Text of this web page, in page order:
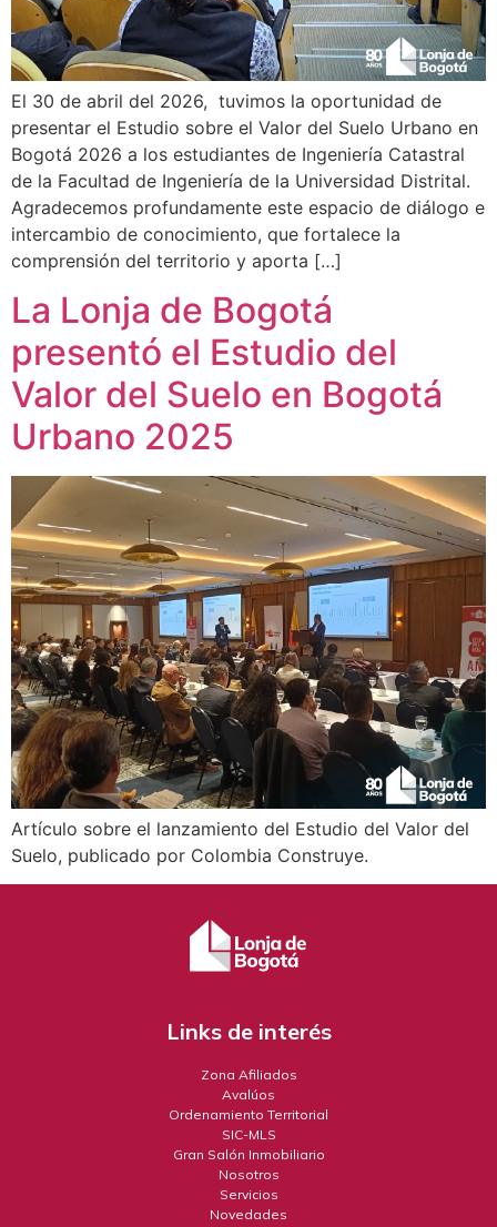
El 30 de abril del 2026, tuvimos la oportunidad de
presentar el Estudio sobre el Valor del Suelo Urbano en
Bogotá 2026 a los estudiantes de Ingeniería Catastral
de la Facultad de Ingeniería de la Universidad Distrital.
Agradecemos profundamente este espacio de diálogo e
intercambio de conocimiento, que fortalece la
comprensión del territorio y aporta […]
La Lonja de Bogotá
presentó el Estudio del
Valor del Suelo en Bogotá
Urbano 2025
Artículo sobre el lanzamiento del Estudio del Valor del
Suelo, publicado por Colombia Construye.
Links de interés
Zona Afiliados
Avalúos
Ordenamiento Territorial
SIC-MLS
Gran Salón Inmobiliario
Nosotros
Servicios
Novedades